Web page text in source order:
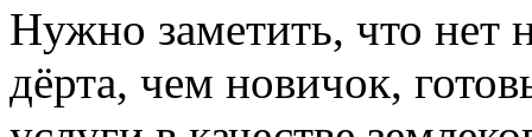
Нужно заметить, что нет
дёрта, чем новичок,